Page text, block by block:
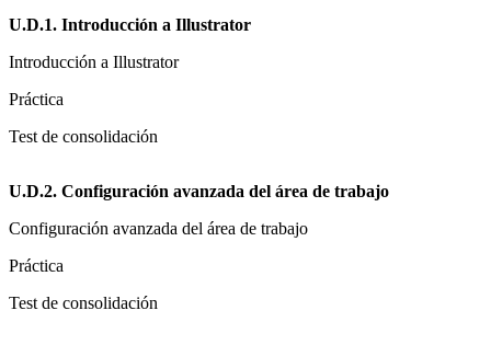
U.D.1. Introducción a Illustrator
Introducción a Illustrator
Práctica
Test de consolidación
U.D.2. Configuración avanzada del área de trabajo
Configuración avanzada del área de trabajo
Práctica
Test de consolidación